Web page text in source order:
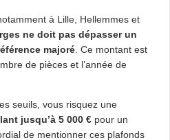
à Lille, Hellemmes et
ne doit pas dépasser un
majoré. Ce montant est
de pièces et l’année de
seuils, vous risquez une
jusqu’à 5 000 € pour un
de mentionner ces plafonds